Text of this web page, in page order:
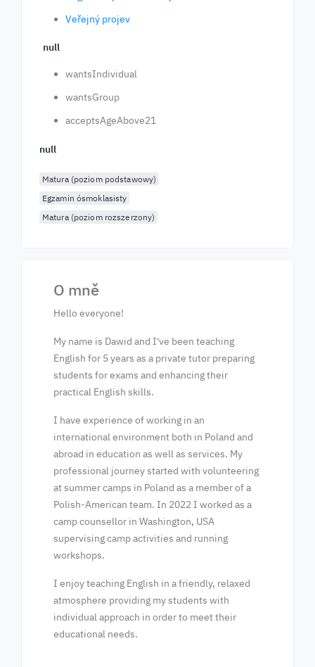
Veřejný projev
null
wantsIndividual
wantsGroup
acceptsAgeAbove21
null
Matura (poziom podstawowy)
Egzamin ósmoklasisty
Matura (poziom rozszerzony)
O mně
Hello everyone!
My name is Dawid and I've been teaching
English for 5 years as a private tutor preparing
students for exams and enhancing their
practical English skills.
I have experience of working in an
international environment both in Poland and
abroad in education as well as services. My
professional journey started with volunteering
at summer camps in Poland as a member of a
Polish-American team. In 2022 I worked as a
camp counsellor in Washington, USA
supervising camp activities and running
workshops.
I enjoy teaching English in a friendly, relaxed
atmosphere providing my students with
individual approach in order to meet their
educational needs.